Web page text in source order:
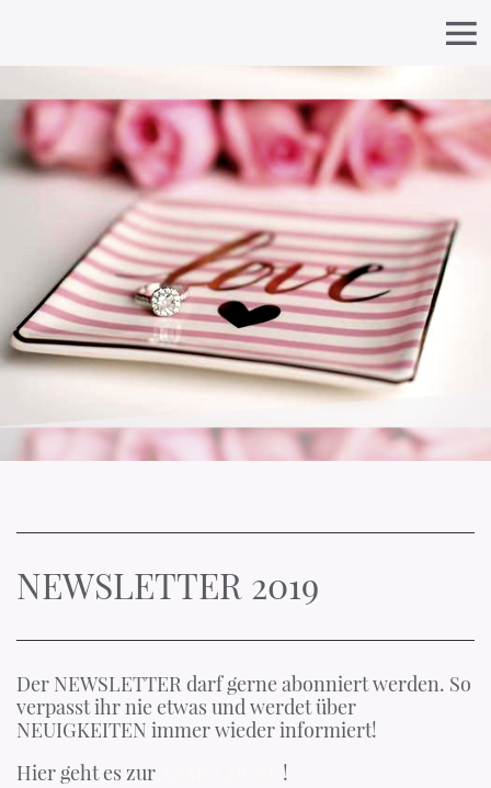
NEWSLETTER 2019
Der NEWSLETTER darf gerne abonniert werden. So
verpasst ihr nie etwas und werdet über
NEUIGKEITEN immer wieder informiert!
Hier geht es zur
!